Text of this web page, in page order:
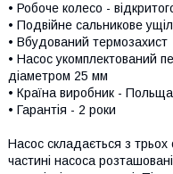
• Робоче колесо -
• Подвійне сальникове
• Вбудований термозахист
• Насос укомплектований
діаметром 25 мм
• Країна виробник -
• Гарантія - 2 роки
Насос складається з трьох
частині насоса